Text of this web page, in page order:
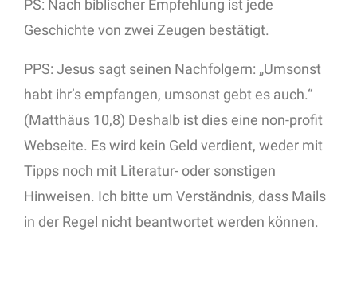
PS: Nach biblischer Empfehlung ist jede
Geschichte von zwei Zeugen bestätigt.
PPS: Jesus sagt seinen Nachfolgern: „Umsonst
habt ihr’s empfangen, umsonst gebt es auch.“
(Matthäus 10,8) Deshalb ist dies eine non-profit
Webseite. Es wird kein Geld verdient, weder mit
Tipps noch mit Literatur- oder sonstigen
Hinweisen. Ich bitte um Verständnis, dass Mails
in der Regel nicht beantwortet werden können.